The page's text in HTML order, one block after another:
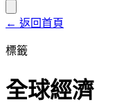
← 返回首頁
標籤
全球經濟